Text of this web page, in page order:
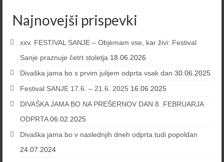
Najnovejši prispevki
xxv. FESTIVAL SANJE – Objemam vse, kar živi: Festival
Sanje praznuje četrt stoletja 18.06.2026
Divaška jama bo s prvim julijem odprta vsak dan 30.06.2025
Festival SANJE 17.6. – 21.6. 2025 16.06.2025
DIVAŠKA JAMA BO NA PREŠERNOV DAN 8. FEBRUARJA
ODPRTA 06.02.2025
Divaška jama bo v naslednjih dneh odprta tudi popoldan
24.07.2024